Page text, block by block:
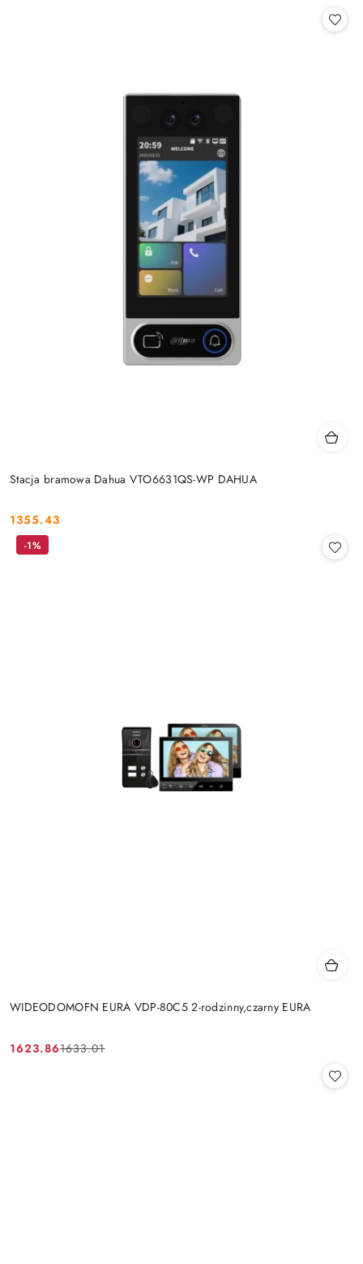
Stacja bramowa Dahua VTO6631QS-WP DAHUA
Cena:
1355.43
WIDEODOMOFN EURA VDP-80C5 2-rodzinny,czarny EURA
Cena
1623.86
Cena
1633.01
-1%